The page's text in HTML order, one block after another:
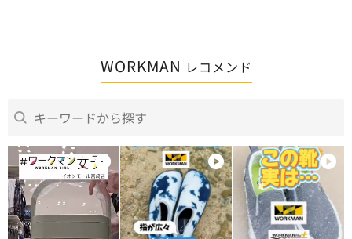
WORKMAN レコメンド